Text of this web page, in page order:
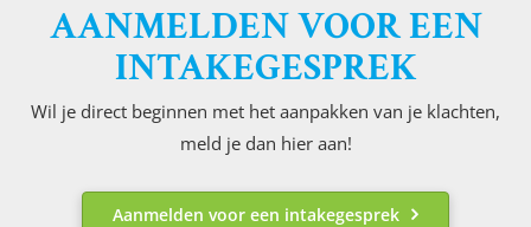
AANMELDEN VOOR EEN
INTAKEGESPREK
Wil je direct beginnen met het aanpakken van je klachten,
meld je dan hier aan!
Aanmelden voor een intakegesprek